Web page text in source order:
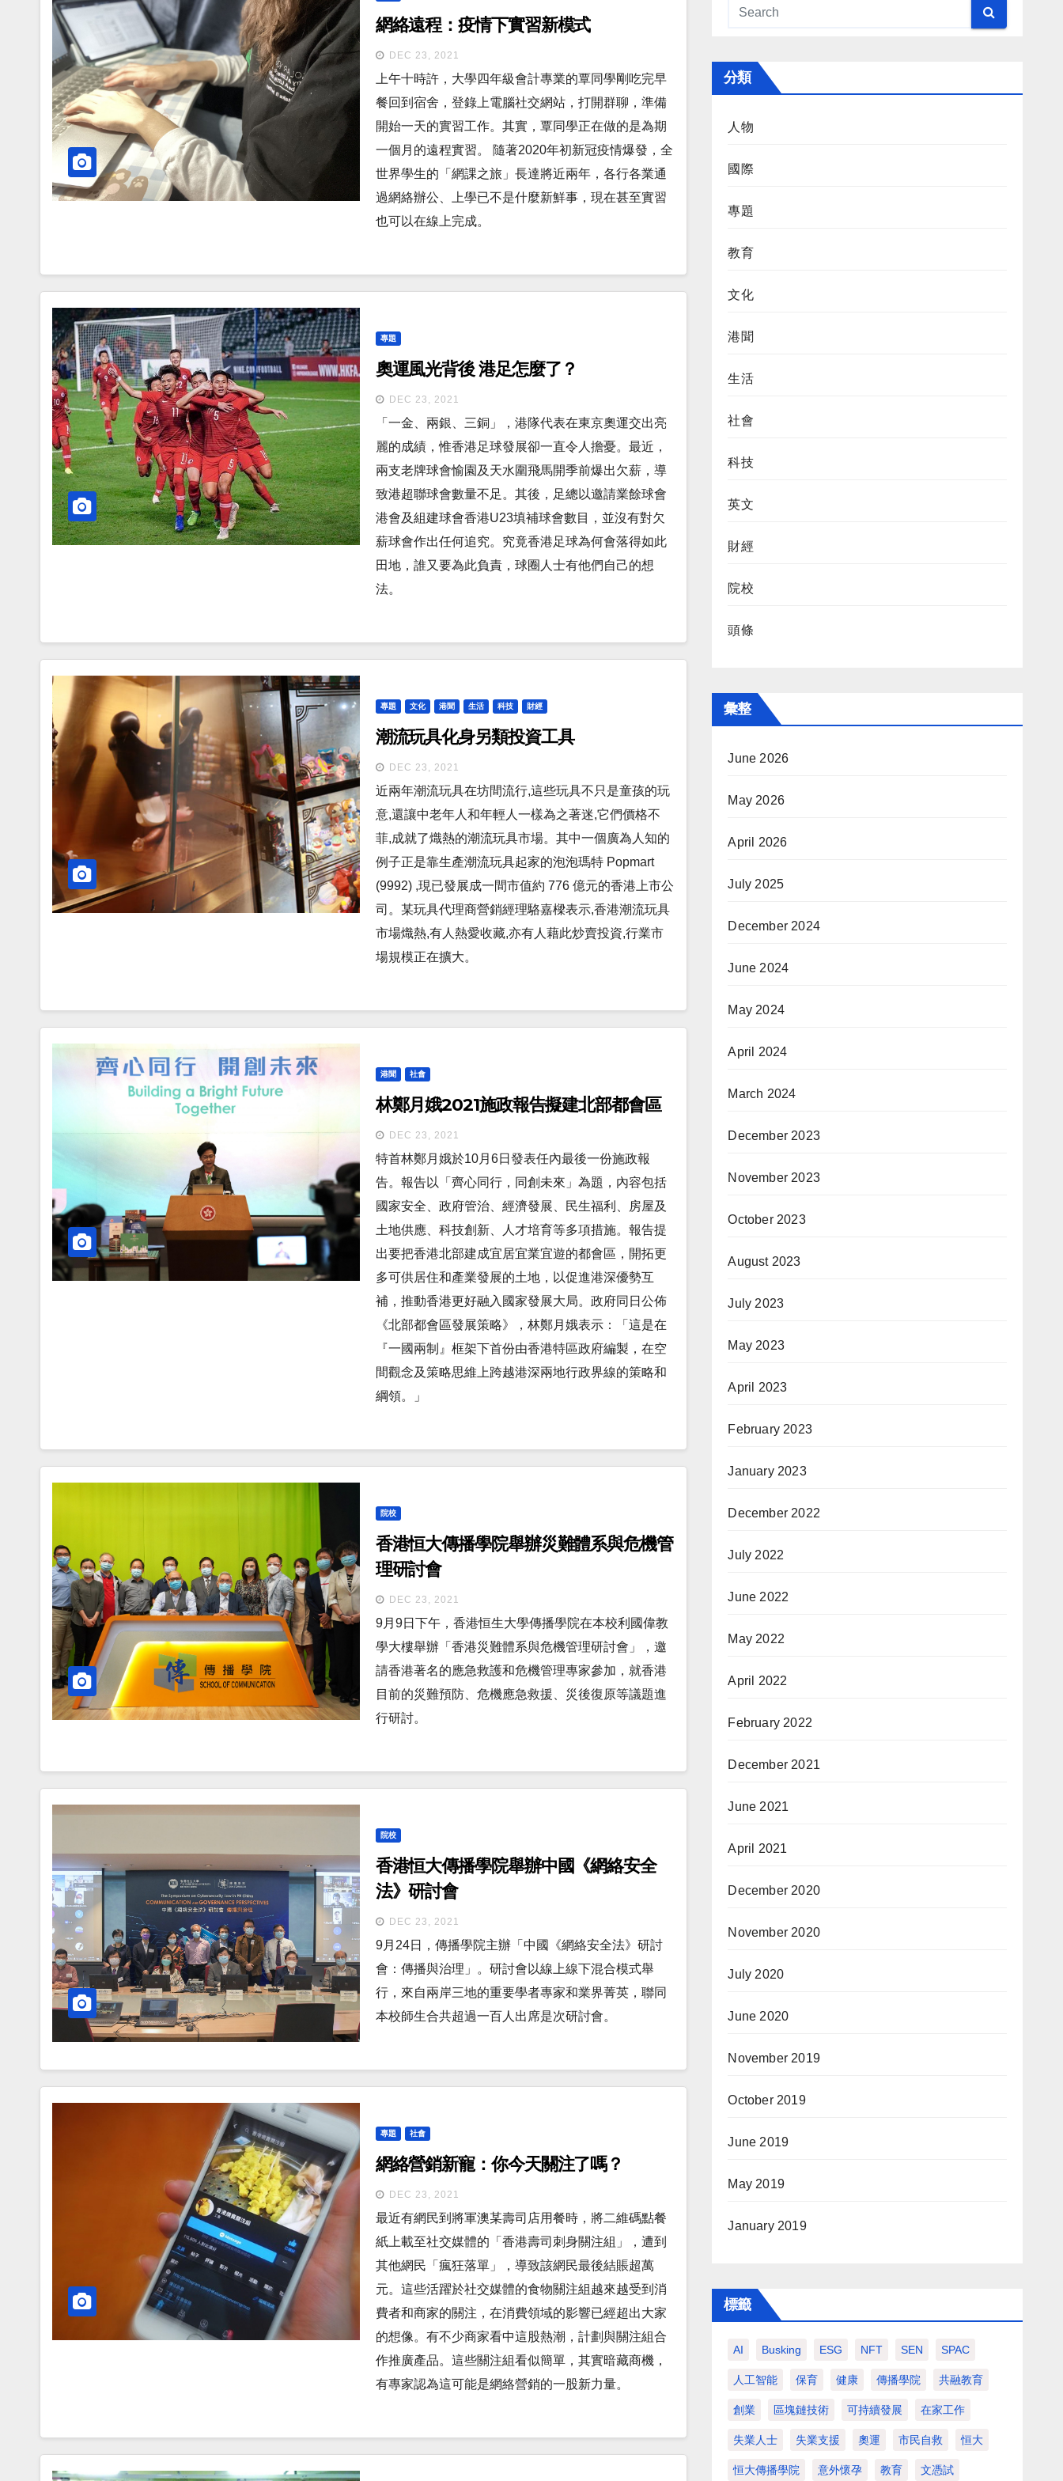
網絡遠程：疫情下實習新模式
DEC 23, 2021
上午十時許，大學四年級會計專業的覃同學剛吃完早
餐回到宿舍，登錄上電腦社交網站，打開群聊，準備
開始一天的實習工作。其實，覃同學正在做的是為期
一個月的遠程實習。 隨著2020年初新冠疫情爆發，全
世界學生的「網課之旅」長達將近兩年，各行各業通
過網絡辦公、上學已不是什麼新鮮事，現在甚至實習
也可以在線上完成。
專題
奧運風光背後 港足怎麼了？
DEC 23, 2021
「一金、兩銀、三銅」，港隊代表在東京奧運交出亮
麗的成績，惟香港足球發展卻一直令人擔憂。最近，
兩支老牌球會愉園及天水圍飛馬開季前爆出欠薪，導
致港超聯球會數量不足。其後，足總以邀請業餘球會
港會及組建球會香港U23填補球會數目，並沒有對欠
薪球會作出任何追究。究竟香港足球為何會落得如此
田地，誰又要為此負責，球圈人士有他們自己的想
法。
專題 文化 港聞 生活 科技 財經
潮流玩具化身另類投資工具
DEC 23, 2021
近兩年潮流玩具在坊間流行,這些玩具不只是童孩的玩
意,還讓中老年人和年輕人一樣為之著迷,它們價格不
菲,成就了熾熱的潮流玩具市場。其中一個廣為人知的
例子正是靠生產潮流玩具起家的泡泡瑪特 Popmart
(9992) ,現已發展成一間市值約 776 億元的香港上市公
司。某玩具代理商營銷經理駱嘉樑表示,香港潮流玩具
市場熾熱,有人熱愛收藏,亦有人藉此炒賣投資,行業市
場規模正在擴大。
港聞 社會
林鄭月娥2021施政報告擬建北部都會區
DEC 23, 2021
特首林鄭月娥於10月6日發表任內最後一份施政報
告。報告以「齊心同行，同創未來」為題，內容包括
國家安全、政府管治、經濟發展、民生福利、房屋及
土地供應、科技創新、人才培育等多項措施。報告提
出要把香港北部建成宜居宜業宜遊的都會區，開拓更
多可供居住和產業發展的土地，以促進港深優勢互
補，推動香港更好融入國家發展大局。政府同日公佈
《北部都會區發展策略》，林鄭月娥表示：「這是在
『一國兩制』框架下首份由香港特區政府編製，在空
間觀念及策略思維上跨越港深兩地行政界線的策略和
綱領。」
院校
香港恒大傳播學院舉辦災難體系與危機管
理研討會
DEC 23, 2021
9月9日下午，香港恒生大學傳播學院在本校利國偉教
學大樓舉辦「香港災難體系與危機管理研討會」，邀
請香港著名的應急救護和危機管理專家參加，就香港
目前的災難預防、危機應急救援、災後復原等議題進
行研討。
院校
香港恒大傳播學院舉辦中國《網絡安全
法》研討會
DEC 23, 2021
9月24日，傳播學院主辦「中國《網絡安全法》研討
會：傳播與治理」。研討會以線上線下混合模式舉
行，來自兩岸三地的重要學者專家和業界菁英，聯同
本校師生合共超過一百人出席是次研討會。
專題 社會
網絡營銷新寵：你今天關注了嗎？
DEC 23, 2021
最近有網民到將軍澳某壽司店用餐時，將二維碼點餐
紙上載至社交媒體的「香港壽司刺身關注組」，遭到
其他網民「瘋狂落單」，導致該網民最後結賬超萬
元。這些活躍於社交媒體的食物關注組越來越受到消
費者和商家的關注，在消費領域的影響已經超出大家
的想像。有不少商家看中這股熱潮，計劃與關注組合
作推廣產品。這些關注組看似簡單，其實暗藏商機，
有專家認為這可能是網絡營銷的一股新力量。
分類
人物
國際
專題
教育
文化
港聞
生活
社會
科技
英文
財經
院校
頭條
彙整
June 2026
May 2026
April 2026
July 2025
December 2024
June 2024
May 2024
April 2024
March 2024
December 2023
November 2023
October 2023
August 2023
July 2023
May 2023
April 2023
February 2023
January 2023
December 2022
July 2022
June 2022
May 2022
April 2022
February 2022
December 2021
June 2021
April 2021
December 2020
November 2020
July 2020
June 2020
November 2019
October 2019
June 2019
May 2019
January 2019
標籤
AI Busking ESG NFT SEN SPAC
人工智能 保育 健康 傳播學院 共融教育
創業 區塊鏈技術 可持續發展 在家工作
失業人士 失業支援 奧運 市民自救 恒大
恒大傳播學院 意外懷孕 教育 文憑試